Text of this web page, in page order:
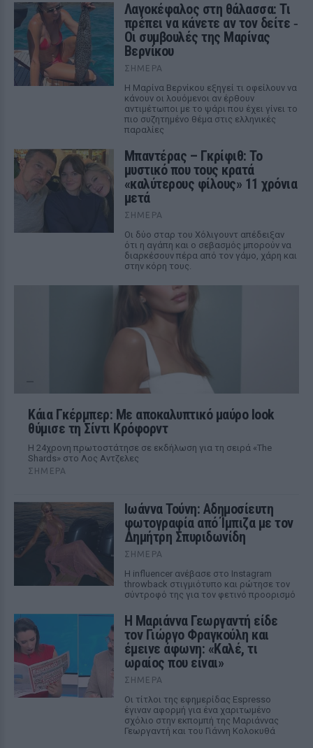
Λαγοκέφαλος στη θάλασσα: Τι
πρέπει να κάνετε αν τον δείτε ‑
Οι συμβουλές της Μαρίνας
Βερνίκου
ΣΉΜΕΡΑ
Η Μαρίνα Βερνίκου εξηγεί τι οφείλουν να
κάνουν οι λουόμενοι αν έρθουν
αντιμέτωποι με το ψάρι που έχει γίνει το
πιο συζητημένο θέμα στις ελληνικές
παραλίες
Μπαντέρας – Γκρίφιθ: Το
μυστικό που τους κρατά
«καλύτερους φίλους» 11 χρόνια
μετά
ΣΉΜΕΡΑ
Οι δύο σταρ του Χόλιγουντ απέδειξαν
ότι η αγάπη και ο σεβασμός μπορούν να
διαρκέσουν πέρα από τον γάμο, χάρη και
στην κόρη τους.
Κάια Γκέρμπερ: Με αποκαλυπτικό μαύρο look
θύμισε τη Σίντι Κρόφορντ
Η 24χρονη πρωτοστάτησε σε εκδήλωση για τη σειρά «The
Shards» στο Λος Αντζελες
ΣΉΜΕΡΑ
Ιωάννα Τούνη: Αδημοσίευτη
φωτογραφία από Ίμπιζα με τον
Δημήτρη Σπυριδωνίδη
ΣΉΜΕΡΑ
Η influencer ανέβασε στο Instagram
throwback στιγμιότυπο και ρώτησε τον
σύντροφό της για τον φετινό προορισμό
Η Μαριάννα Γεωργαντή είδε
τον Γιώργο Φραγκούλη και
έμεινε άφωνη: «Καλέ, τι
ωραίος που είναι»
ΣΉΜΕΡΑ
Οι τίτλοι της εφημερίδας Espresso
έγιναν αφορμή για ένα χαριτωμένο
σχόλιο στην εκπομπή της Μαριάννας
Γεωργαντή και του Γιάννη Κολοκυθά